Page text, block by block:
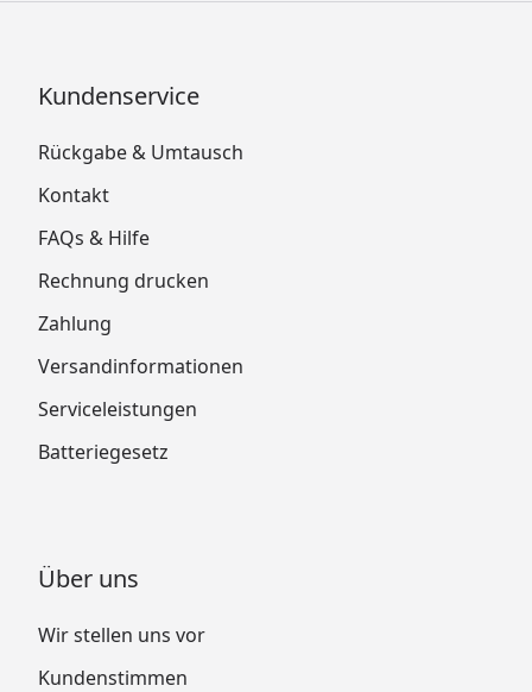
Kundenservice
Rückgabe & Umtausch
Kontakt
FAQs & Hilfe
Rechnung drucken
Zahlung
Versandinformationen
Serviceleistungen
Batteriegesetz
Über uns
Wir stellen uns vor
Kundenstimmen